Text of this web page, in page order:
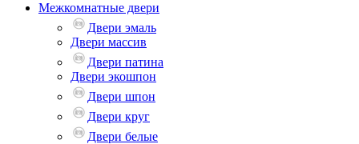
Межкомнатные двери
Двери эмаль
Двери массив
Двери патина
Двери экошпон
Двери шпон
Двери круг
Двери белые